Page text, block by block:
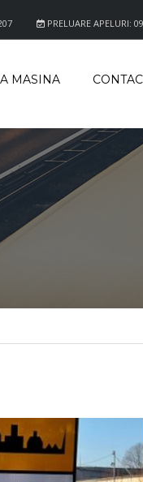
PRELUARE APELURI:
MASINA